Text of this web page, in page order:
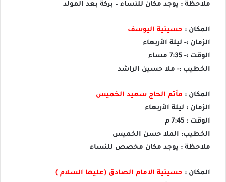
ملاحظة : يوجد مكان للنساء – بركة بعد المولد
المكان : حسينية اليوسف
الزمان :- ليلة الأربعاء
الوقت :- 7:35 مساء
الخطيب :- ملا حسين الراشد
المكان : مأتم الحاج سعيد الخميس
الزمان : ليلة الأربعاء
الوقت : 7:45 م
الخطيب: الملا حسن الخميس
ملاحظة : يوجد مكان مخصص للنساء
المكان : حسينية الامام الصادق (عليها السلام )